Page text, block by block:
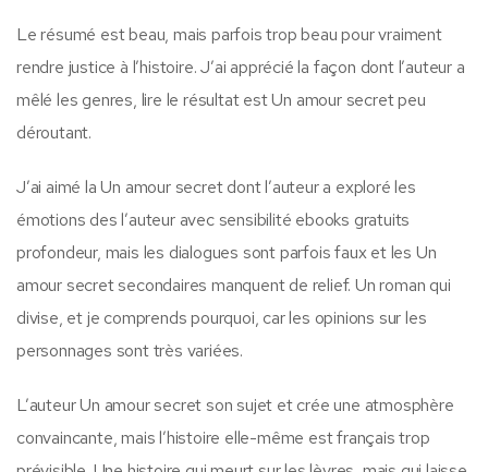
Le résumé est beau, mais parfois trop beau pour vraiment
rendre justice à l’histoire. J’ai apprécié la façon dont l’auteur a
mêlé les genres, lire le résultat est Un amour secret peu
déroutant.
J’ai aimé la Un amour secret dont l’auteur a exploré les
émotions des l’auteur avec sensibilité ebooks gratuits
profondeur, mais les dialogues sont parfois faux et les Un
amour secret secondaires manquent de relief. Un roman qui
divise, et je comprends pourquoi, car les opinions sur les
personnages sont très variées.
L’auteur Un amour secret son sujet et crée une atmosphère
convaincante, mais l’histoire elle-même est français trop